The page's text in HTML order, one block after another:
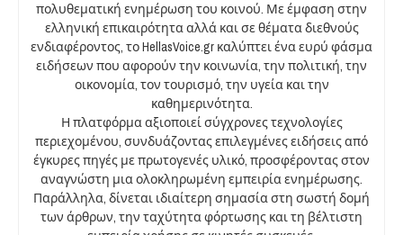
πολυθεματική ενημέρωση του κοινού. Με έμφαση στην
ελληνική επικαιρότητα αλλά και σε θέματα διεθνούς
ενδιαφέροντος, το HellasVoice.gr καλύπτει ένα ευρύ φάσμα
ειδήσεων που αφορούν την κοινωνία, την πολιτική, την
οικονομία, τον τουρισμό, την υγεία και την
καθημερινότητα.
Η πλατφόρμα αξιοποιεί σύγχρονες τεχνολογίες
περιεχομένου, συνδυάζοντας επιλεγμένες ειδήσεις από
έγκυρες πηγές με πρωτογενές υλικό, προσφέροντας στον
αναγνώστη μια ολοκληρωμένη εμπειρία ενημέρωσης.
Παράλληλα, δίνεται ιδιαίτερη σημασία στη σωστή δομή
των άρθρων, την ταχύτητα φόρτωσης και τη βέλτιστη